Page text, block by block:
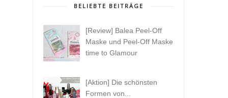
BELIEBTE BEITRÄGE
[Review] Balea Peel-Off
Maske und Peel-Off Maske
time to Glamour
[Aktion] Die schönsten
Formen von...